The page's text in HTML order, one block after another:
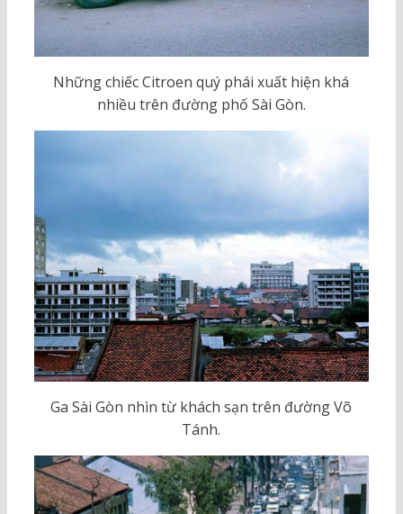
Những chiếc Citroen quý phái xuất hiện khá
nhiều trên đường phố Sài Gòn.
Ga Sài Gòn nhìn từ khách sạn trên đường Võ
Tánh.